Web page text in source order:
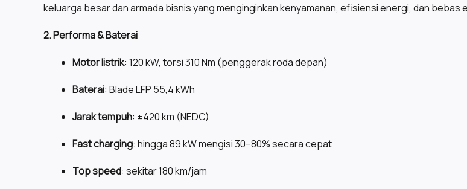
keluarga besar dan armada bisnis yang menginginkan kenyamanan, efisiensi energi, dan
2. Performa & Baterai
Motor listrik: 120 kW, torsi 310 Nm (penggerak roda depan)
Baterai: Blade LFP 55,4 kWh
Jarak tempuh: ±420 km (NEDC)
Fast charging: hingga 89 kW mengisi 30–80% secara cepat
Top speed: sekitar 180 km/jam